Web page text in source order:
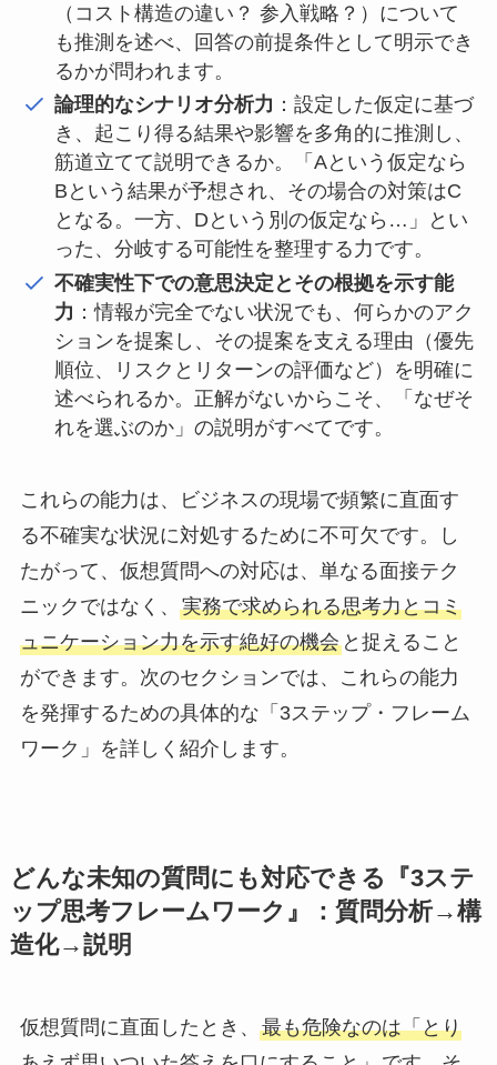
（コスト構造の違い？ 参入戦略？）について
も推測を述べ、回答の前提条件として明示でき
るかが問われます。
論理的なシナリオ分析力 ：設定した仮定に基づ
き、起こり得る結果や影響を多角的に推測し、
筋道立てて説明できるか。「Aという仮定なら
Bという結果が予想され、その場合の対策はC
となる。一方、Dという別の仮定なら…」とい
った、分岐する可能性を整理する力です。
不確実性下での意思決定とその根拠を示す能
力 ：情報が完全でない状況でも、何らかのアク
ションを提案し、その提案を支える理由（優先
順位、リスクとリターンの評価など）を明確に
述べられるか。正解がないからこそ、「なぜそ
れを選ぶのか」の説明がすべてです。
これらの能力は、ビジネスの現場で頻繁に直面す
る不確実な状況に対処するために不可欠です。し
たがって、仮想質問への対応は、単なる面接テク
ニックではなく、 実務で求められる思考力とコミ
ュニケーション力を示す絶好の機会と捉えること
ができます。次のセクションでは、これらの能力
を発揮するための具体的な「3ステップ・フレーム
ワーク」を詳しく紹介します。
どんな未知の質問にも対応できる『3ステ
ップ思考フレームワーク』：質問分析→構
造化→説明
仮想質問に直面したとき、 最も危険なのは「とり